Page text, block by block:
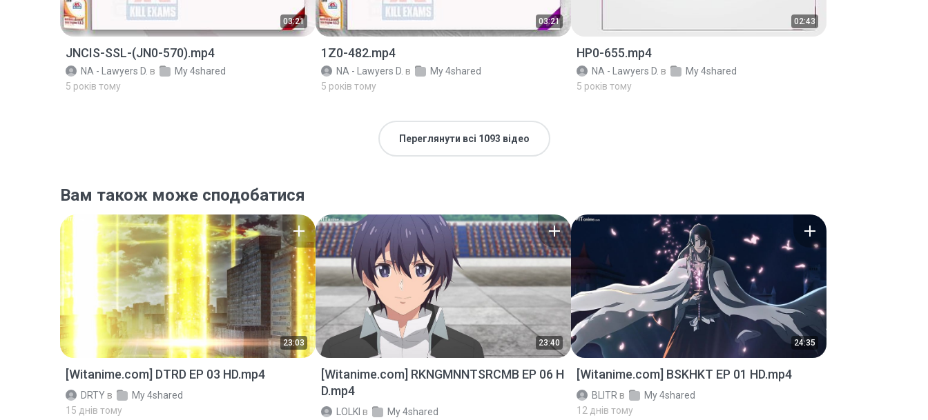
03:21
JNCIS-SSL-(JN0-570).mp4
NA - Lawyers D. в
My 4shared
5 років тому
03:21
1Z0-482.mp4
NA - Lawyers D. в
My 4shared
5 років тому
02:43
HP0-655.mp4
NA - Lawyers D. в
My 4shared
5 років тому
Переглянути всі 1093 відео
Вам також може сподобатися
23:03
[Witanime.com] DTRD EP 03 HD.mp4
DRTY в
My 4shared
15 днів тому
23:40
[Witanime.com] RKNGMNNTSRCMB EP 06 H
D.mp4
LOLKI в
My 4shared
24:35
[Witanime.com] BSKHKT EP 01 HD.mp4
BLITR в
My 4shared
12 днів тому